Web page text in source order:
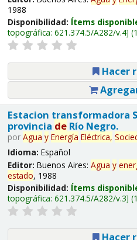
1988
Disponibilidad: Ítems
topográfica: 621.374.5/A282/v.4
Hacer
Estacion transformadora
provincia deRío Negro.
por Agua y Energía Eléctrica,
Idioma: Español
Editor: Buenos Aires: Agua y
estado, 1988
Disponibilidad: Ítems
topográfica: 621.374.5/A282/v.3
Hacer